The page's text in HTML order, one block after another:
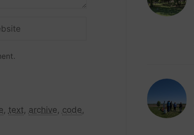
, text, archive, code,